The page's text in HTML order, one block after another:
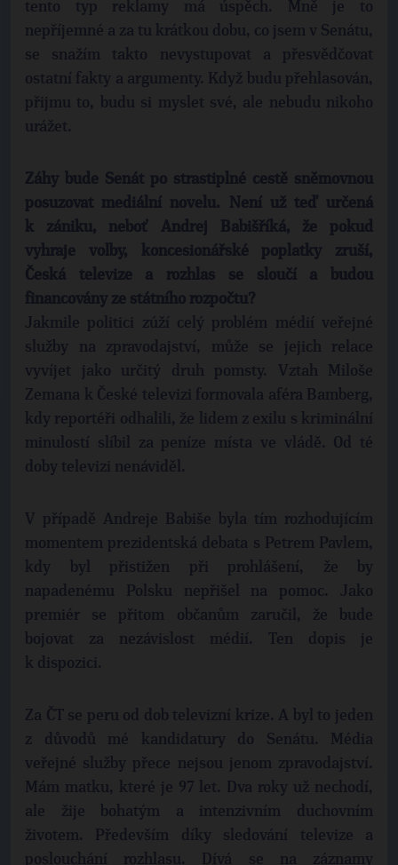
tento typ reklamy má úspěch. Mně je to
nepříjemné a za tu krátkou dobu, co jsem v Senátu,
se snažím takto nevystupovat a přesvědčovat
ostatní fakty a argumenty. Když budu přehlasován,
přijmu to, budu si myslet své, ale nebudu nikoho
urážet.
Záhy bude Senát po strastiplné cestě sněmovnou
posuzovat mediální novelu. Není už teď určená
k zániku, neboť Andrej Babišříká, že pokud
vyhraje volby, koncesionářské poplatky zruší,
Česká televize a rozhlas se sloučí a budou
financovány ze státního rozpočtu?
Jakmile politici zúží celý problém médií veřejné
služby na zpravodajství, může se jejich relace
vyvíjet jako určitý druh pomsty. Vztah Miloše
Zemana k České televizi formovala aféra Bamberg,
kdy reportéři odhalili, že lidem z exilu s kriminální
minulostí slíbil za peníze místa ve vládě. Od té
doby televizi nenáviděl.
V případě Andreje Babiše byla tím rozhodujícím
momentem prezidentská debata s Petrem Pavlem,
kdy byl přistižen při prohlášení, že by
napadenému Polsku nepřišel na pomoc. Jako
premiér se přitom občanům zaručil, že bude
bojovat za nezávislost médií. Ten dopis je
k dispozici.
Za ČT se peru od dob televizní krize. A byl to jeden
z důvodů mé kandidatury do Senátu. Média
veřejné služby přece nejsou jenom zpravodajství.
Mám matku, které je 97 let. Dva roky už nechodí,
ale žije bohatým a intenzivním duchovním
životem. Především díky sledování televize a
poslouchání rozhlasu. Dívá se na záznamy